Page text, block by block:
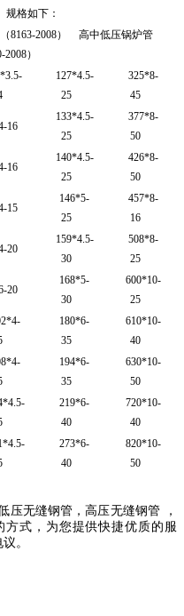
格如下：
8163-2008） 高中低压锅炉管
2008）
127*4.5-
25
325*8-
45
16
133*4.5-
25
377*8-
50
16
140*4.5-
25
426*8-
50
15
146*5-
25
457*8-
16
20
159*4.5-
30
508*8-
25
20
168*5-
30
600*10-
25
180*6-
35
610*10-
40
194*6-
35
630*10-
50
219*6-
40
720*10-
40
273*6-
40
820*10-
50
压无缝钢管，高压无缝钢管
，
方式，为您提供快捷优质的服
。